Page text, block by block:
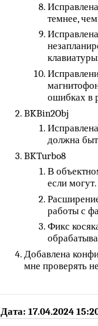
темнее,
ошибках в
BKBin2Obj
должна
BKTurbo8
В
если могут.
работы с
Фикс
Добавлена
мне проверять
Дата: 17.04.2024